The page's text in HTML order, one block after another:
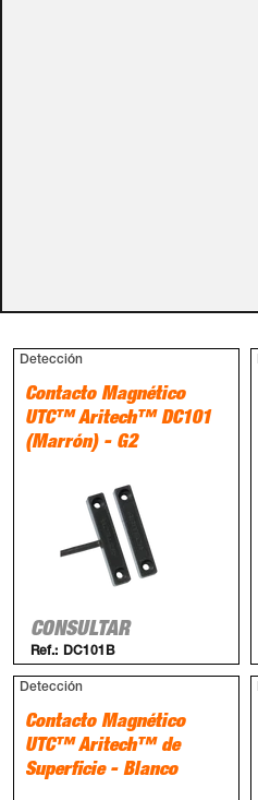
Detección
Contacto Magnético
UTC™ Aritech™ DC101
(Marrón) - G2
CONSULTAR
Ref.: DC101B
Detección
Contacto Magnético
UTC™ Aritech™ de
Superficie - Blanco